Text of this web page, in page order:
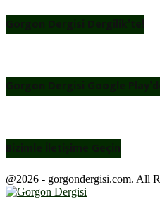
Gorgon Dergisi Dergilik’te!
Gorgon Dergisi Google
Bizimle İletişime Geçin
@2026 - gorgondergisi.com. All